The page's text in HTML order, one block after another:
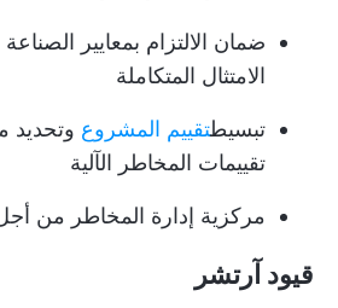
ضمان الالتزام بمعايير
الامتثال المتكاملة
تبسيطتقييم المشروع وتحديد
تقييمات المخاطر الآلية
مركزية إدارة المخاطر من
قيود آرتشر